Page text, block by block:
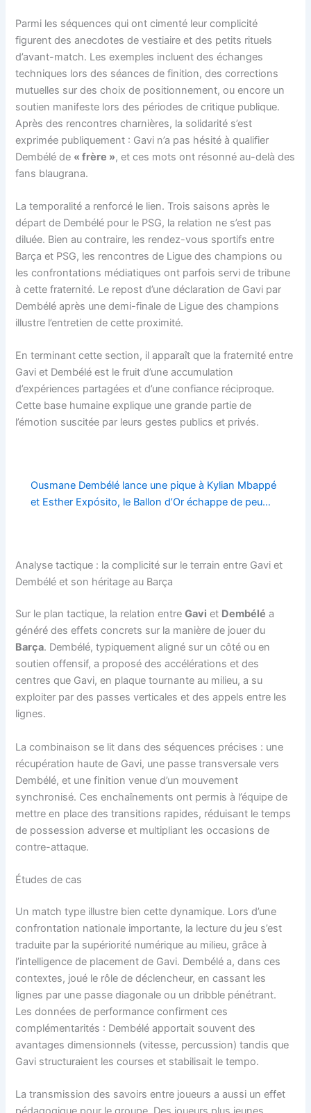
Parmi les séquences qui ont cimenté leur complicité
figurent des anecdotes de vestiaire et des petits rituels
d’avant-match. Les exemples incluent des échanges
techniques lors des séances de finition, des corrections
mutuelles sur des choix de positionnement, ou encore un
soutien manifeste lors des périodes de critique publique.
Après des rencontres charnières, la solidarité s’est
exprimée publiquement : Gavi n’a pas hésité à qualifier
Dembélé de « frère », et ces mots ont résonné au-delà des
fans blaugrana.
La temporalité a renforcé le lien. Trois saisons après le
départ de Dembélé pour le PSG, la relation ne s’est pas
diluée. Bien au contraire, les rendez-vous sportifs entre
Barça et PSG, les rencontres de Ligue des champions ou
les confrontations médiatiques ont parfois servi de tribune
à cette fraternité. Le repost d’une déclaration de Gavi par
Dembélé après une demi-finale de Ligue des champions
illustre l’entretien de cette proximité.
En terminant cette section, il apparaît que la fraternité entre
Gavi et Dembélé est le fruit d’une accumulation
d’expériences partagées et d’une confiance réciproque.
Cette base humaine explique une grande partie de
l’émotion suscitée par leurs gestes publics et privés.
Ousmane Dembélé lance une pique à Kylian Mbappé
et Esther Expósito, le Ballon d’Or échappe de peu…
Analyse tactique : la complicité sur le terrain entre Gavi et
Dembélé et son héritage au Barça
Sur le plan tactique, la relation entreGavi et Dembélé a
généré des effets concrets sur la manière de jouer du
Barça. Dembélé, typiquement aligné sur un côté ou en
soutien offensif, a proposé des accélérations et des
centres que Gavi, en plaque tournante au milieu, a su
exploiter par des passes verticales et des appels entre les
lignes.
La combinaison se lit dans des séquences précises : une
récupération haute de Gavi, une passe transversale vers
Dembélé, et une finition venue d’un mouvement
synchronisé. Ces enchaînements ont permis à l’équipe de
mettre en place des transitions rapides, réduisant le temps
de possession adverse et multipliant les occasions de
contre-attaque.
Études de cas
Un match type illustre bien cette dynamique. Lors d’une
confrontation nationale importante, la lecture du jeu s’est
traduite par la supériorité numérique au milieu, grâce à
l’intelligence de placement de Gavi. Dembélé a, dans ces
contextes, joué le rôle de déclencheur, en cassant les
lignes par une passe diagonale ou un dribble pénétrant.
Les données de performance confirment ces
complémentarités : Dembélé apportait souvent des
avantages dimensionnels (vitesse, percussion) tandis que
Gavi structuraient les courses et stabilisait le tempo.
La transmission des savoirs entre joueurs a aussi un effet